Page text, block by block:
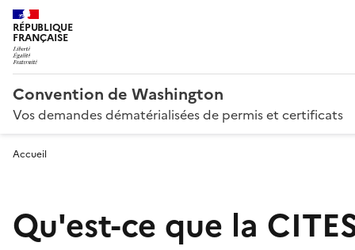
RÉPUBLIQUE
FRANÇAISE
Convention de Washington
Vos demandes dématérialisées de permis et certificats
Accueil
Qu'est-ce que la